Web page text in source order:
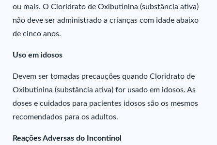
ou mais. O Cloridrato de Oxibutinina (substância ativa)
não deve ser administrado a crianças com idade abaixo
de cinco anos.
Uso em idosos
Devem ser tomadas precauções quando Cloridrato de
Oxibutinina (substância ativa) for usado em idosos. As
doses e cuidados para pacientes idosos são os mesmos
recomendados para os adultos.
Reações Adversas do Incontinol